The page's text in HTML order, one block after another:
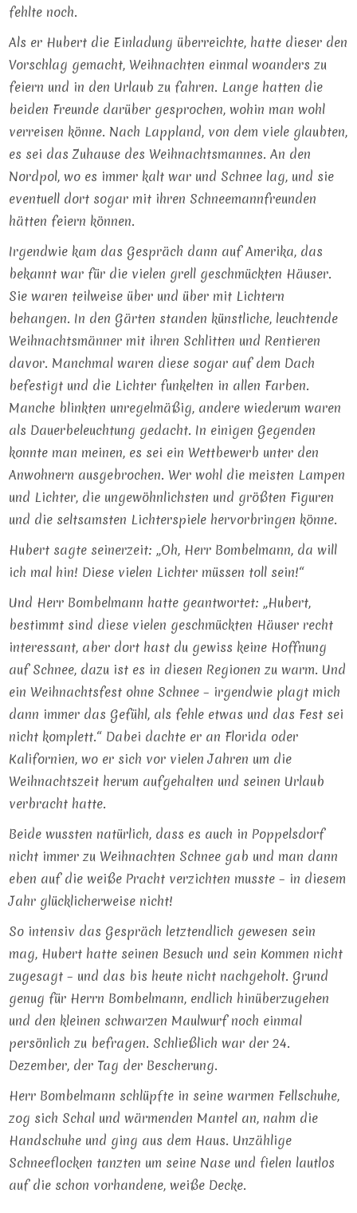
fehlte noch.
Als er Hubert die Einladung überreichte, hatte dieser den
Vorschlag gemacht, Weihnachten einmal woanders zu
feiern und in den Urlaub zu fahren. Lange hatten die
beiden Freunde darüber gesprochen, wohin man wohl
verreisen könne. Nach Lappland, von dem viele glaubten,
es sei das Zuhause des Weihnachtsmannes. An den
Nordpol, wo es immer kalt war und Schnee lag, und sie
eventuell dort sogar mit ihren Schneemannfreunden
hätten feiern können.
Irgendwie kam das Gespräch dann auf Amerika, das
bekannt war für die vielen grell geschmückten Häuser.
Sie waren teilweise über und über mit Lichtern
behangen. In den Gärten standen künstliche, leuchtende
Weihnachtsmänner mit ihren Schlitten und Rentieren
davor. Manchmal waren diese sogar auf dem Dach
befestigt und die Lichter funkelten in allen Farben.
Manche blinkten unregelmäßig, andere wiederum waren
als Dauerbeleuchtung gedacht. In einigen Gegenden
konnte man meinen, es sei ein Wettbewerb unter den
Anwohnern ausgebrochen. Wer wohl die meisten Lampen
und Lichter, die ungewöhnlichsten und größten Figuren
und die seltsamsten Lichterspiele hervorbringen könne.
Hubert sagte seinerzeit: „Oh, Herr Bombelmann, da will
ich mal hin! Diese vielen Lichter müssen toll sein!“
Und Herr Bombelmann hatte geantwortet: „Hubert,
bestimmt sind diese vielen geschmückten Häuser recht
interessant, aber dort hast du gewiss keine Hoffnung
auf Schnee, dazu ist es in diesen Regionen zu warm. Und
ein Weihnachtsfest ohne Schnee – irgendwie plagt mich
dann immer das Gefühl, als fehle etwas und das Fest sei
nicht komplett.“ Dabei dachte er an Florida oder
Kalifornien, wo er sich vor vielen Jahren um die
Weihnachtszeit herum aufgehalten und seinen Urlaub
verbracht hatte.
Beide wussten natürlich, dass es auch in Poppelsdorf
nicht immer zu Weihnachten Schnee gab und man dann
eben auf die weiße Pracht verzichten musste – in diesem
Jahr glücklicherweise nicht!
So intensiv das Gespräch letztendlich gewesen sein
mag, Hubert hatte seinen Besuch und sein Kommen nicht
zugesagt – und das bis heute nicht nachgeholt. Grund
genug für Herrn Bombelmann, endlich hinüberzugehen
und den kleinen schwarzen Maulwurf noch einmal
persönlich zu befragen. Schließlich war der 24.
Dezember, der Tag der Bescherung.
Herr Bombelmann schlüpfte in seine warmen Fellschuhe,
zog sich Schal und wärmenden Mantel an, nahm die
Handschuhe und ging aus dem Haus. Unzählige
Schneeflocken tanzten um seine Nase und fielen lautlos
auf die schon vorhandene, weiße Decke.